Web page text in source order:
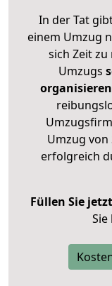
In der Tat
einem Umzug
sich Zeit zu
Umzugs
organisieren
Umzug
erfolgreich
Füllen Sie